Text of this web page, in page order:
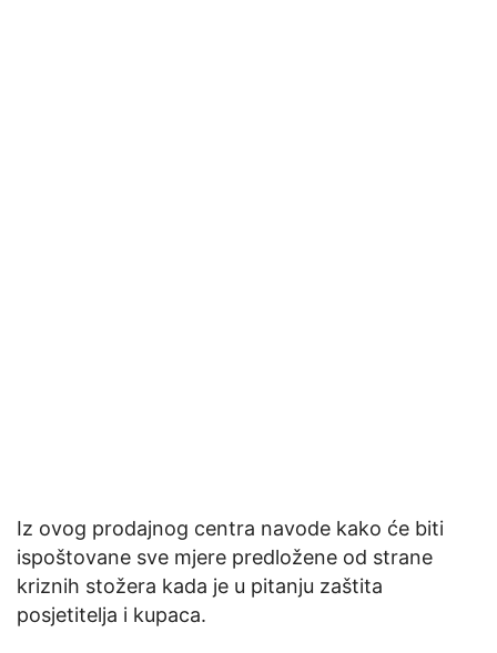
Iz ovog prodajnog centra navode kako će biti
ispoštovane sve mjere predložene od strane
kriznih stožera kada je u pitanju zaštita
posjetitelja i kupaca.